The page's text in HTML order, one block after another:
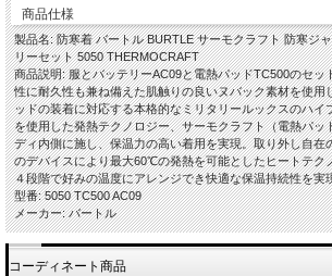
商品仕様
製品名: 防寒着 バートル BURTLE サーモクラフト 防寒ジ
リーセット 5050 THERMOCRAFT
商品説明: 服とバッテリーAC09と電熱パッドTC500のセッ
性に耐久性も兼ね備えた肌触りの良いヌバック素材を使用
ッドの装着に対応する本格的なミリタリールックスのハイ
を使用した発熱テクノロジー、サーモクラフト（電熱パッ
ディ内側に施し、保温力の高い着用を実現。取り外し自在
のデバイスにより最大60℃の発熱を可能としたヒートテク
４段階で好みの温度にアレンジでき快適な保温持続性を実
型番: 5050 TC500 AC09
メーカー: バートル
コーディネート商品